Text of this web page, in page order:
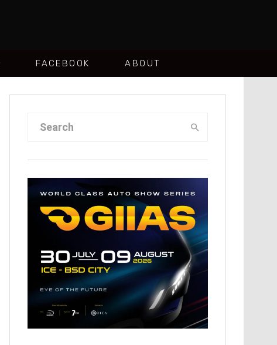
FACEBOOK ABOUT